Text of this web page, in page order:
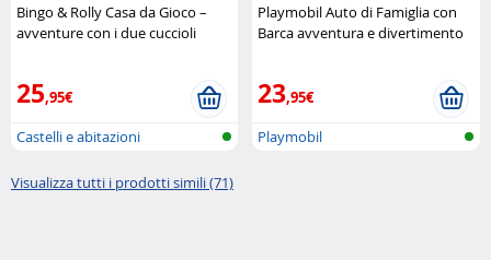
Bingo & Rolly Casa da Gioco –
avventure con i due cuccioli
25,95€
Castelli e abitazioni
Playmobil Auto di Famiglia con
Barca avventura e divertimento
23,95€
Playmobil
Visualizza tutti i prodotti simili (71)